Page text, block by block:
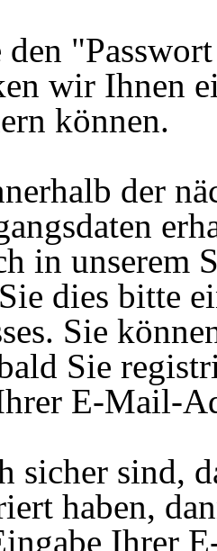
den
wir Ihnen
können.
der
in unserem
dies bitte
Sie
Sie
E-Mail-
sicher sind,
haben,
Ihrer